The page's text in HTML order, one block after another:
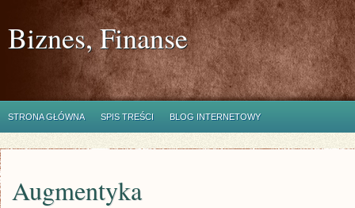
Biznes, Finanse
STRONA GŁÓWNA SPIS TREŚCI BLOG INTERNETOWY
Augmentyka